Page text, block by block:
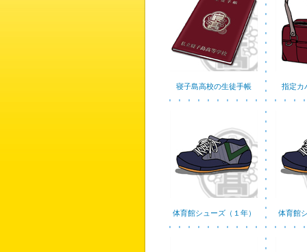
寝子島高校の生徒手帳 指定カ
体育館シューズ（１年） 体育館